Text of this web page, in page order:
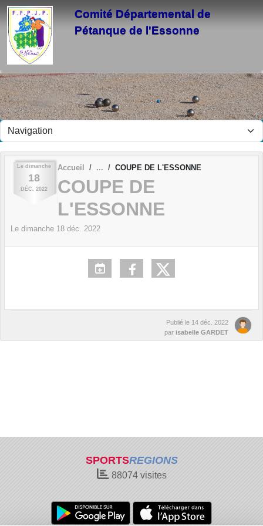
Comité Départemental de
Pétanque de l'Essonne
Le dimanche
18
DÉC. 2022
Accueil COUPE DE L'ESSONNE
COUPE DE
L'ESSONNE
Le dimanche 18 déc. 2022
Publié le 14 déc. 2022
par isabelle GARDET
SPORTSREGIONS
88074visites
Panneau de gestion des cookies